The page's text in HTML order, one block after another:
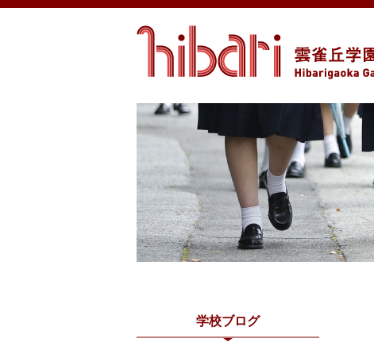
学校ブログ